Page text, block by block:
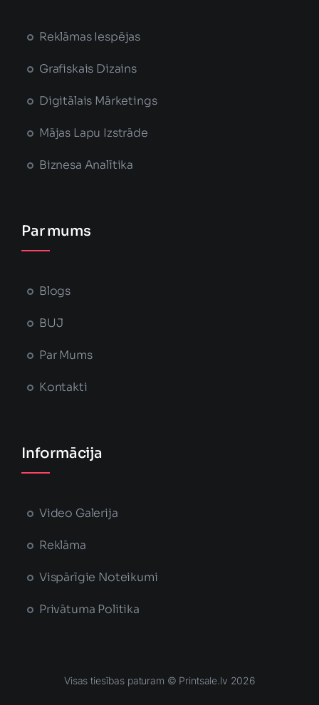
Reklāmas Iespējas
Grafiskais Dizains
Digitālais Mārketings
Mājas Lapu Izstrāde
Biznesa Analītika
Par mums
Blogs
BUJ
Par Mums
Kontakti
Informācija
Video Galerija
Reklāma
Vispārīgie Noteikumi
Privātuma Politika
Visas tiesības paturam © Printsale.lv 2026